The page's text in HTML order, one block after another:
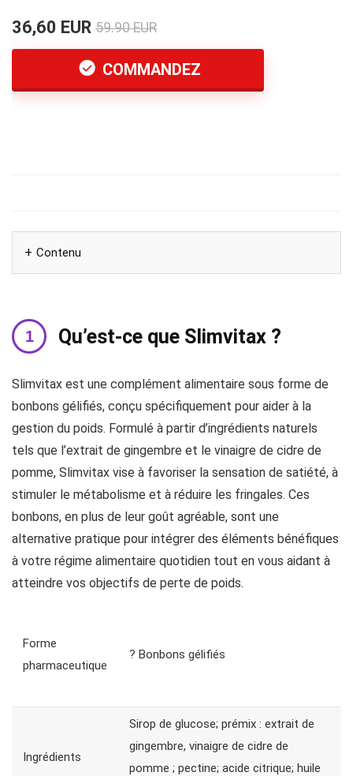
36,60 EUR 59.90 EUR
COMMANDEZ
Contenu
Qu’est-ce que Slimvitax ?
Slimvitax est une complément alimentaire sous forme de
bonbons gélifiés, conçu spécifiquement pour aider à la
gestion du poids. Formulé à partir d’ingrédients naturels
tels que l’extrait de gingembre et le vinaigre de cidre de
pomme, Slimvitax vise à favoriser la sensation de satiété, à
stimuler le métabolisme et à réduire les fringales. Ces
bonbons, en plus de leur goût agréable, sont une
alternative pratique pour intégrer des éléments bénéfiques
à votre régime alimentaire quotidien tout en vous aidant à
atteindre vos objectifs de perte de poids.
Forme
pharmaceutique
? Bonbons gélifiés
Ingrédients
Sirop de glucose; prémix : extrait de
gingembre, vinaigre de cidre de
pomme ; pectine; acide citrique; huile